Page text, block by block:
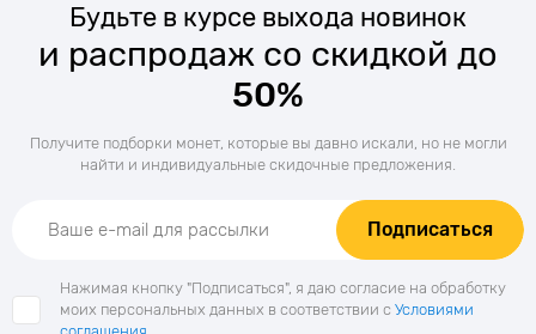
Будьте в курсе выхода новинок
и распродаж со скидкой до
50%
Получите подборки монет, которые вы давно искали, но не могли
найти и индивидуальные скидочные предложения.
Подписаться
Нажимая кнопку "Подписаться", я даю согласие на обработку
моих персональных данных в соответствии с Условиями